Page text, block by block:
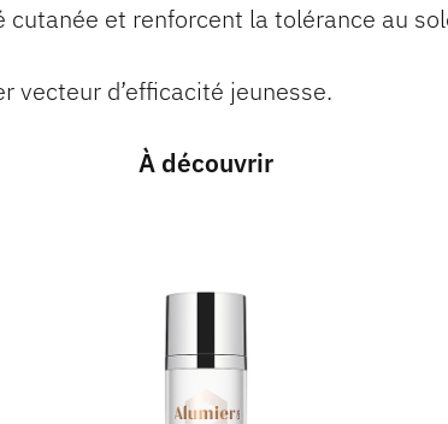
cutanée et renforcent la tolérance au
vecteur d’efficacité jeunesse.
À découvrir